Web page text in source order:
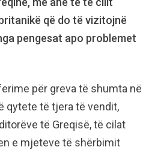
që do të vizitojnë
pengesat apo problemet
për greva të shumta në
qytete të tjera të vendit,
të Greqisë, të cilat
e mjeteve të shërbimit